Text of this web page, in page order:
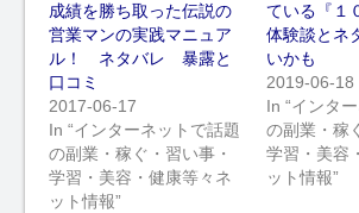
成績を勝ち取った伝説の
営業マンの実践マニュア
ル！ ネタバレ 暴露と
口コミ
2017-06-17
In “インターネットで話題
の副業・稼ぐ・習い事・
学習・美容・健康等々ネ
ット情報”
ている『１
体験談とネ
いかも
2019-06-18
In “インタ
の副業・稼
学習・美容
ット情報”